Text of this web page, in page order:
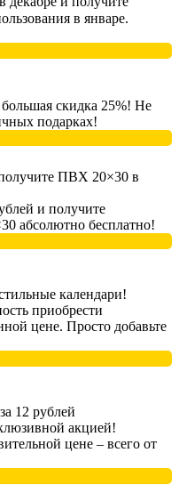
в январе.
скидка 25%! Не
подарках!
ПВХ 20×30 в
и получите
абсолютно бесплатно!
календари!
приобрести
цене. Просто добавьте
12 рублей
акцией!
цене – всего от